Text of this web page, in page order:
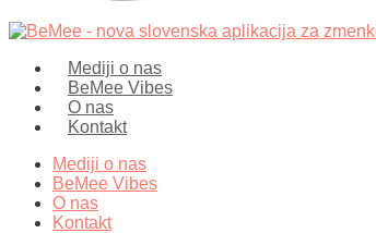
Mediji o nas
BeMee Vibes
O nas
Kontakt
Mediji o nas
BeMee Vibes
O nas
Kontakt